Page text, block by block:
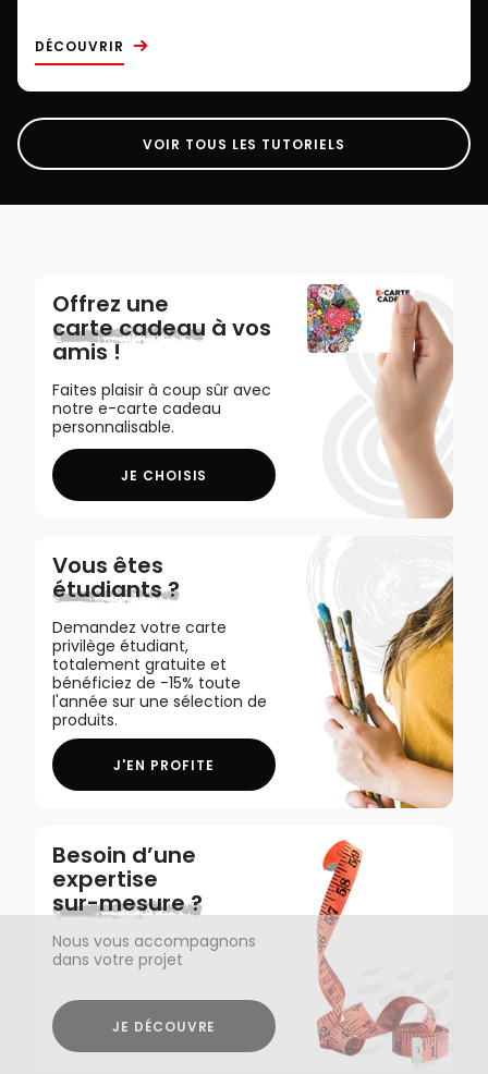
DÉCOUVRIR
VOIR TOUS LES TUTORIELS
Offrez une
carte cadeau à vos
amis !
Faites plaisir à coup sûr avec
notre e-carte cadeau
personnalisable.
JE CHOISIS
Vous êtes
étudiants ?
Demandez votre carte
privilège étudiant,
totalement gratuite et
bénéficiez de -15% toute
l'année sur une sélection de
produits.
J'EN PROFITE
Besoin d’une
expertise
sur-mesure ?
Nous vous accompagnons
dans votre projet
JE DÉCOUVRE